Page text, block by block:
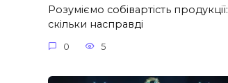
Розуміємо собівартість продукції:
скільки насправді
0 5